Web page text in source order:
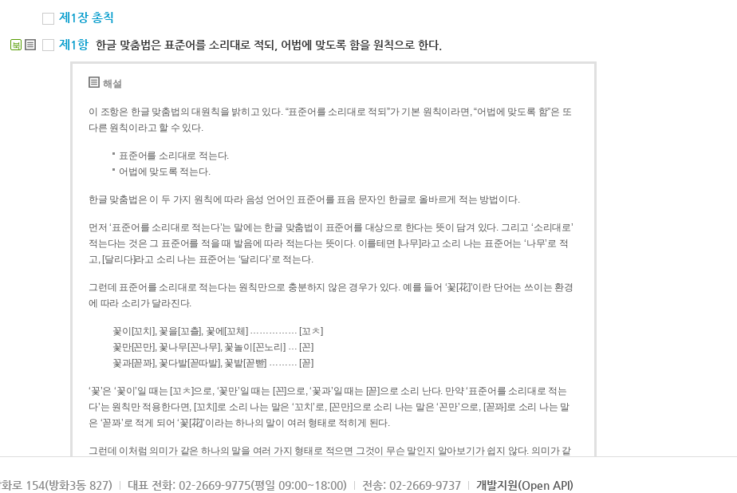
제1장 총칙
북 제1항 한글 맞춤법은 표준어를 소리대로 적되, 어법에 맞도록 함을 원칙으로 한다.
해설
이 조항은 한글 맞춤법의 대원칙을 밝히고 있다. “표준어를 소리대로 적되”가 기본 원칙이라면, “어법에 맞도록 함”은 또
다른 원칙이라고 할 수 있다.
표준어를 소리대로 적는다.
어법에 맞도록 적는다.
한글 맞춤법은 이 두 가지 원칙에 따라 음성 언어인 표준어를 표음 문자인 한글로 올바르게 적는 방법이다.
먼저 ‘표준어를 소리대로 적는다’는 말에는 한글 맞춤법이 표준어를 대상으로 한다는 뜻이 담겨 있다. 그리고 ‘소리대로’
적는다는 것은 그 표준어를 적을 때 발음에 따라 적는다는 뜻이다. 이를테면 [나무]라고 소리 나는 표준어는 ‘나무’로 적
고, [달리다]라고 소리 나는 표준어는 ‘달리다’로 적는다.
그런데 표준어를 소리대로 적는다는 원칙만으로 충분하지 않은 경우가 있다. 예를 들어 ‘꽃[花]’이란 단어는 쓰이는 환경
에 따라 소리가 달라진다.
꽃이[꼬치], 꽃을[꼬츨], 꽃에[꼬체] …………… [꼬ㅊ]
꽃만[꼰만], 꽃나무[꼰나무], 꽃놀이[꼰노리] … [꼰]
꽃과[꼳꽈], 꽃다발[꼳따발], 꽃밭[꼳빧] ……… [꼳]
‘꽃’은 ‘꽃이’일 때는 [꼬ㅊ]으로, ‘꽃만’일 때는 [꼰]으로, ‘꽃과’일 때는 [꼳]으로 소리 난다. 만약 ‘표준어를 소리대로 적는
다’는 원칙만 적용한다면, [꼬치]로 소리 나는 말은 ‘꼬치’로, [꼰만]으로 소리 나는 말은 ‘꼰만’으로, [꼳꽈]로 소리 나는 말
은 ‘꼳꽈’로 적게 되어 ‘꽃[花]’이라는 하나의 말이 여러 형태로 적히게 된다.
그런데 이처럼 의미가 같은 하나의 말을 여러 가지 형태로 적으면 그것이 무슨 말인지 알아보기가 쉽지 않다. 의미가 같
되게 적는 것이 의미를 파악하는 데 효과적이다.
로 154(방화3동 827) 대표 전화: 02-2669-9775(평일 09:00~18:00) 전송: 02-2669-9737 개발지원(Open API)